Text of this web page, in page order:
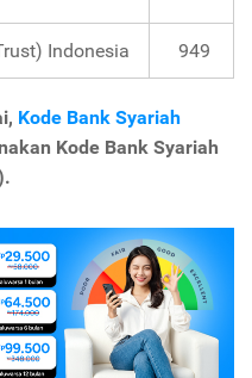
Indonesia 949
Kode Bank Syariah
Kode Bank Syariah